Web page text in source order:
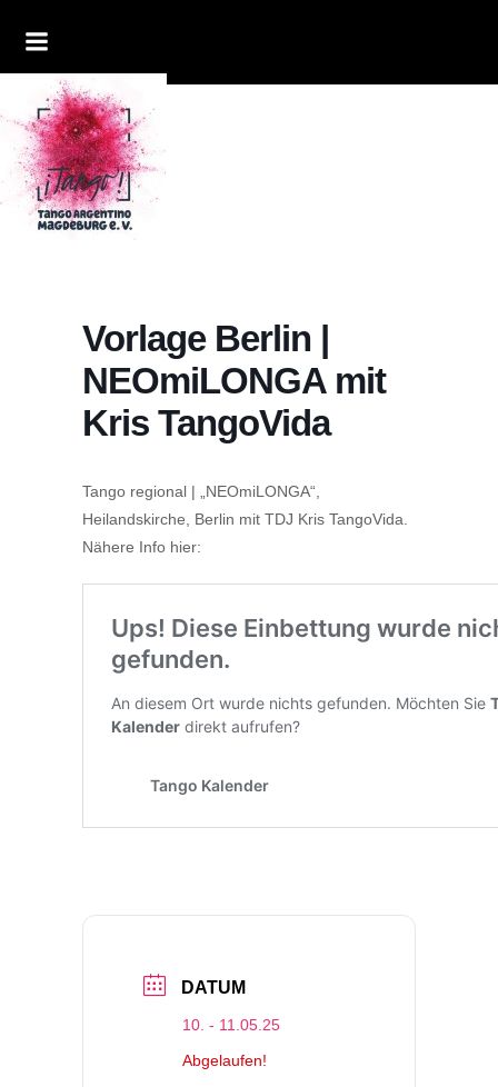
Vorlage Berlin |
NEOmiLONGA mit
Kris TangoVida
Tango regional | „NEOmiLONGA“,
Heilandskirche, Berlin mit TDJ Kris TangoVida.
Nähere Info hier:
DATUM
10. - 11.05.25
Abgelaufen!